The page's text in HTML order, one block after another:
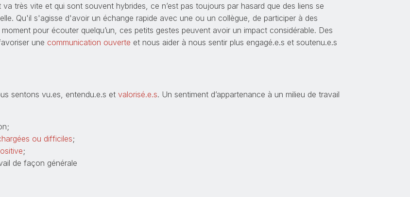
très vite et qui sont souvent hybrides, ce n’est pas toujours par hasard que des liens se
Qu'il s'agisse d'avoir un échange rapide avec une ou un collègue, de participer à des
pour écouter quelqu’un, ces petits gestes peuvent avoir un impact considérable. Des
une communication ouverte et nous aider à nous sentir plus engagé.e.s et soutenu.e.s
sentons vu.es, entendu.e.s et valorisé.e.s. Un sentiment d’appartenance à un milieu de travail
ou difficiles;
;
de façon générale